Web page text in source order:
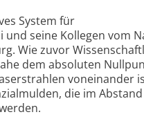
System für
seine Kollegen vom
Wie zuvor
dem absoluten
voneinander
die im